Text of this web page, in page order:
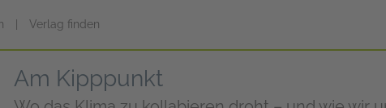
Verlag finden
Am Kipppunkt